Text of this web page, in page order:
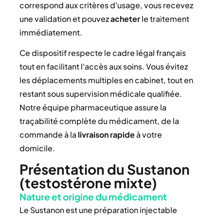
correspond aux critères d'usage, vous recevez
une validation et pouvezacheterle traitement
immédiatement.
Ce dispositif respecte le cadre légal français
tout en facilitant l'accès aux soins. Vous évitez
les déplacements multiples en cabinet, tout en
restant sous supervision médicale qualifiée.
Notre équipe pharmaceutique assure la
traçabilité complète du médicament, de la
commande à la livraison rapideà votre
domicile.
Présentation du Sustanon
(testostérone mixte)
Nature et origine du médicament
Le Sustanon est une préparation injectable